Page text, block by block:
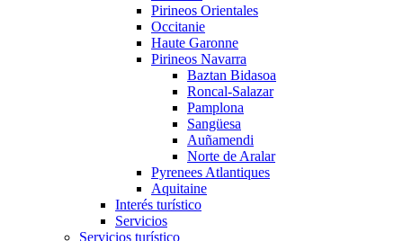
Pirineos Orientales
Occitanie
Haute Garonne
Pirineos Navarra
Baztan Bidasoa
Roncal-Salazar
Pamplona
Sangüesa
Auñamendi
Norte de Aralar
Pyrenees Atlantiques
Aquitaine
Interés turístico
Servicios
Servicios turístico